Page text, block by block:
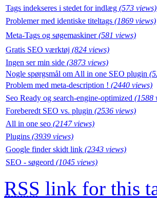
Tags indekseres i stedet for indlæg (573 views)
Problemer med identiske titeltags (1869 views)
Meta-Tags og søgemaskiner(581 views)
Gratis SEO værktøj (824 views)
Ingen ser min side (3873 views)
Nogle spørgsmål om All in one SEO plugin
Problem med meta-description ! (2440 views)
Seo Ready og search-engine-optimized (1588
Foreberedt SEO vs. plugin (2536 views)
All in one seo (2147 views)
Plugins (3939 views)
Google finder skidt link (2343 views)
SEO - søgeord (1045 views)
RSS link for this